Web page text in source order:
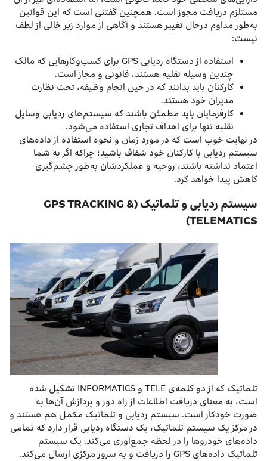
مستلزم دریافت مجوز است. همچنین گفتنی است که این قوانین
به‌طور مداوم درحال تغییر هستند و آگاهی از موارد زیر خالی از لطف
نیست:
استفاده از دستگاه ردیابی GPS برای کسب‌وکارهایی که مالک
چندین وسیله نقلیه هستند، قانونی و مجاز است.
کارکنان باید بدانند که در حین انجام وظیفه، تحت نظارت
مدیران خود هستند.
کارفرمایان باید مطمئن باشند که سیستم‌های ردیابی وسایل
نقلیه تنها برای اهداف تجاری استفاده می‌شود.
در نهایت خوب است که در مورد زمان و نحوه استفاده از داده‌های
سیستم ردیابی با کارکنان خود شفاف باشید؛ چراکه اگر به شما
اعتماد نداشته باشند، روحیه و عملکردشان به‌طور چشم‌گیری
کاهش پیدا خواهد کرد.
سیستم ردیابی و تلماتیک (GPS TRACKING &
TELEMATICS)
تلماتیک که از دو کلمه‌ی TELE و INFORMATICS تشکیل شده
است، به معنای دریافت اطلاعات از راه دور و پردازش آن‌ها به
صورت خودکار است. سیستم ردیابی و تلماتیک مکمل هم هستند و
در مرکز یک سیستم تلماتیک، یک دستگاه ردیابی قرار دارد که تمامی
داده‌های خودرو‌ها را در لحظه جمع‌آوری می‌کند. یک سیستم
تلماتیک داده‌های GPS را دریافت و به سرور مرکزی ارسال می‌کند.